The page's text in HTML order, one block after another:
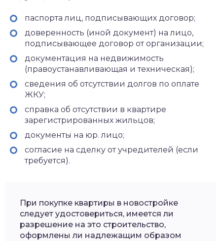
паспорта лиц, подписывающих договор;
доверенность (иной документ) на лицо,
подписывающее договор от организации;
документация на недвижимость
(правоустанавливающая и техническая);
сведения об отсутствии долгов по оплате
ЖКУ;
справка об отсутствии в квартире
зарегистрированных жильцов;
документы на юр. лицо;
согласие на сделку от учредителей (если
требуется).
При покупке квартиры в новостройке
следует удостовериться, имеется ли
разрешение на это строительство,
оформлены ли надлежащим образом